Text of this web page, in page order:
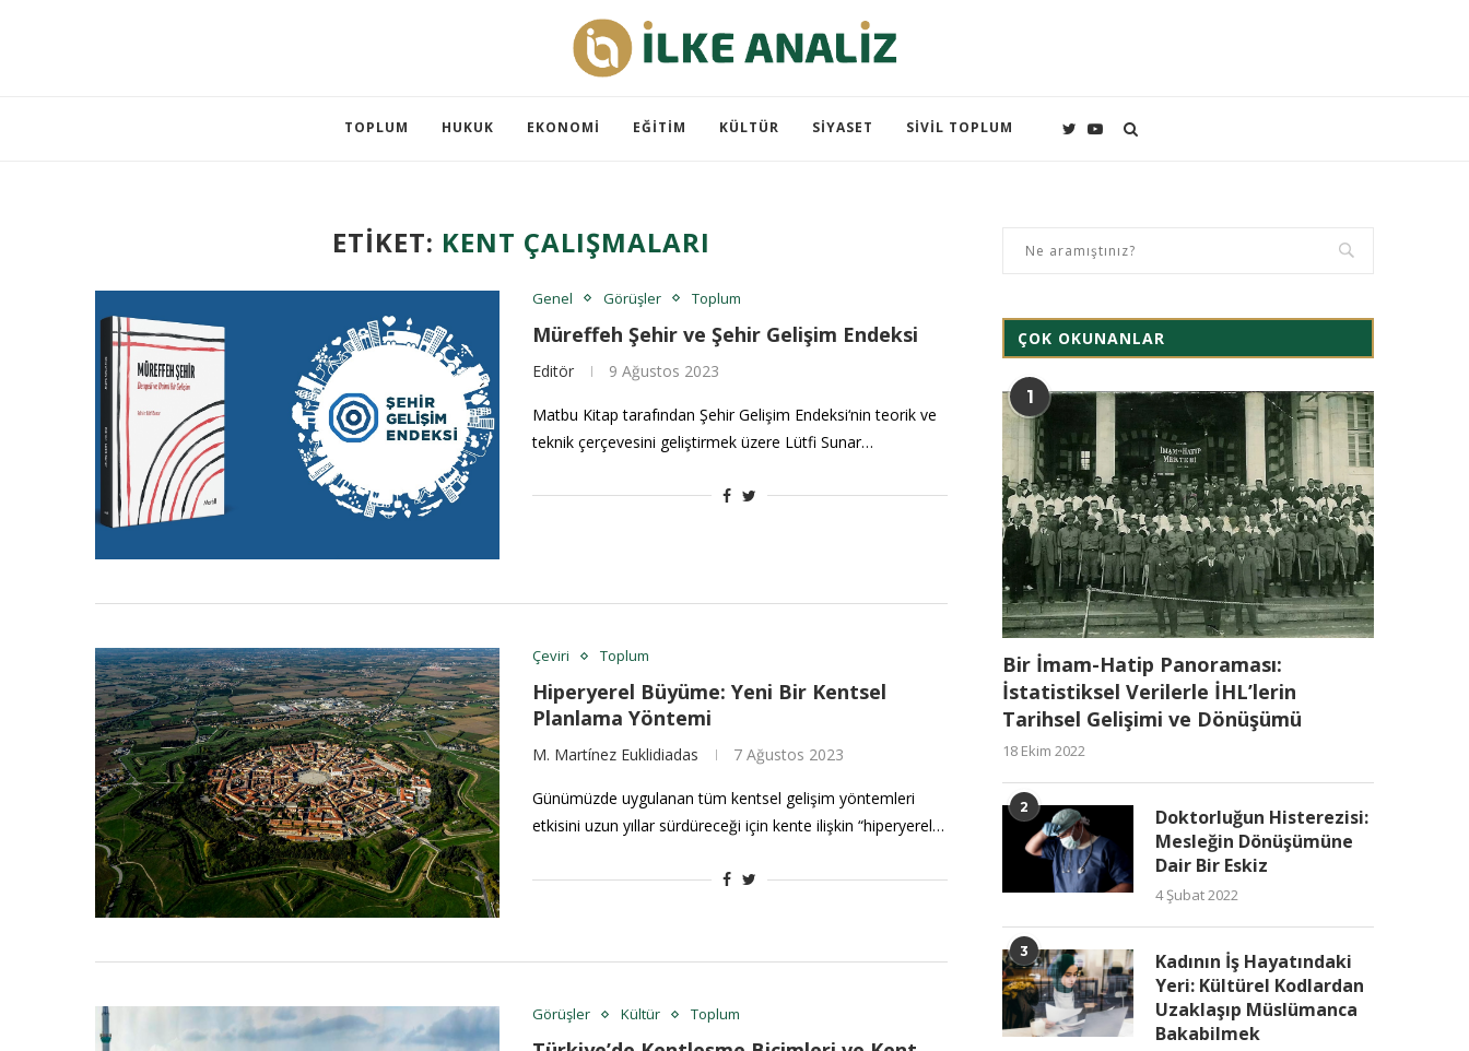
TOPLUM HUKUK EKONOMI EĞITIM KÜLTÜR SIYASET SIVIL TOPLUM
ETIKET: KENT ÇALIŞMALARI
Genel Görüşler Toplum
Müreffeh Şehir ve Şehir Gelişim Endeksi
Editör 9 Ağustos 2023
Matbu Kitap tarafından Şehir Gelişim Endeksi‘nin teorik ve
teknik çerçevesini geliştirmek üzere Lütfi Sunar…
Çeviri Toplum
Hiperyerel Büyüme: Yeni Bir Kentsel
Planlama Yöntemi
M. Martínez Euklidiadas 7 Ağustos 2023
Günümüzde uygulanan tüm kentsel gelişim yöntemleri
etkisini uzun yıllar sürdüreceği için kente ilişkin “hiperyerel…
Görüşler Kültür Toplum
ÇOK OKUNANLAR
1
Bir İmam-Hatip Panoraması:
İstatistiksel Verilerle İHL’lerin
Tarihsel Gelişimi ve Dönüşümü
18 Ekim 2022
2
Doktorluğun Histerezisi:
Mesleğin Dönüşümüne
Dair Bir Eskiz
4 Şubat 2022
3
Kadının İş Hayatındaki
Yeri: Kültürel Kodlardan
Uzaklaşıp Müslümanca
Bakabilmek